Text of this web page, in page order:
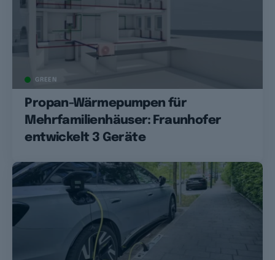
GREEN
Propan-Wärmepumpen für
Mehrfamilienhäuser: Fraunhofer
entwickelt 3 Geräte